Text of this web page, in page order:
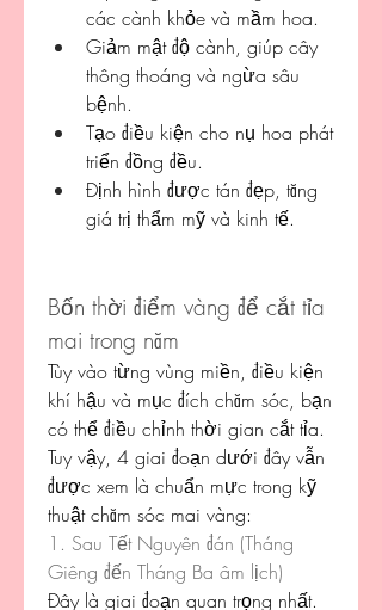
các cành khỏe và mầm hoa.
Giảm mật độ cành, giúp cây
thông thoáng và ngừa sâu
bệnh.
Tạo điều kiện cho nụ hoa phát
triển đồng đều.
Định hình được tán đẹp, tăng
giá trị thẩm mỹ và kinh tế.
Bốn thời điểm vàng để cắt tỉa
mai trong năm
Tùy vào từng vùng miền, điều kiện
khí hậu và mục đích chăm sóc, bạn
có thể điều chỉnh thời gian cắt tỉa.
Tuy vậy, 4 giai đoạn dưới đây vẫn
được xem là chuẩn mực trong kỹ
thuật chăm sóc mai vàng:
1. Sau Tết Nguyên đán (Tháng
Giêng đến Tháng Ba âm lịch)
Đây là giai đoạn quan trọng nhất.